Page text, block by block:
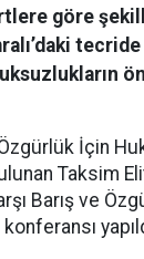
göre
İçin
Taksim
Barış ve